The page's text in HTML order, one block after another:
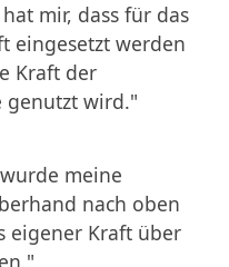
mir, dass für das
eingesetzt werden
Kraft der
genutzt wird."
meine
nach oben
eigener Kraft über